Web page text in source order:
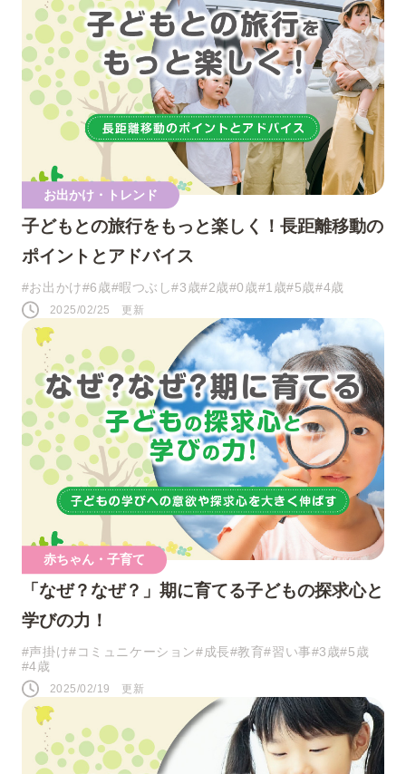
お出かけ・トレンド
子どもとの旅行をもっと楽しく！長距離移動の
ポイントとアドバイス
#お出かけ#6歳#暇つぶし#3歳#2歳#0歳#1歳#5歳#4歳
2025/02/25 更新
赤ちゃん・子育て
「なぜ？なぜ？」期に育てる子どもの探求心と
学びの力！
#声掛け#コミュニケーション#成長#教育#習い事#3歳#5歳
#4歳
2025/02/19 更新